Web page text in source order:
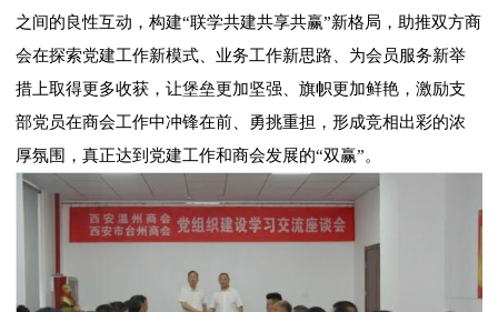
之间的良性互动，构建“联学共建共享共赢”新格局，助推双方商
会在探索党建工作新模式、业务工作新思路、为会员服务新举
措上取得更多收获，让堡垒更加坚强、旗帜更加鲜艳，激励支
部党员在商会工作中冲锋在前、勇挑重担，形成竞相出彩的浓
厚氛围，真正达到党建工作和商会发展的“双赢”。